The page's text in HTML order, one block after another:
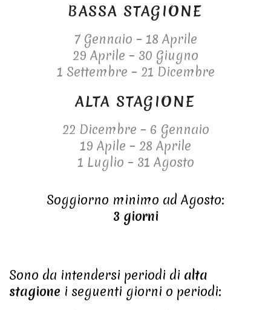
BASSA STAGIONE
7 Gennaio – 18 Aprile
29 Aprile – 30 Giugno
1 Settembre – 21 Dicembre
ALTA STAGIONE
22 Dicembre – 6 Gennaio
19 Apile – 28 Aprile
1 Luglio – 31 Agosto
Soggiorno minimo ad Agosto:
3 giorni
Sono da intendersi periodi di alta
stagione i seguenti giorni o periodi: